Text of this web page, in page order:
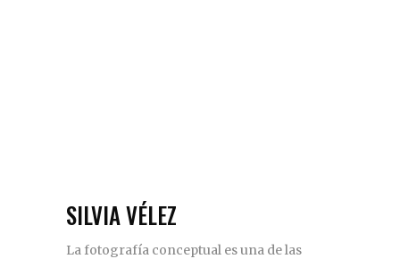
SILVIA VÉLEZ
La fotografía conceptual es una de las